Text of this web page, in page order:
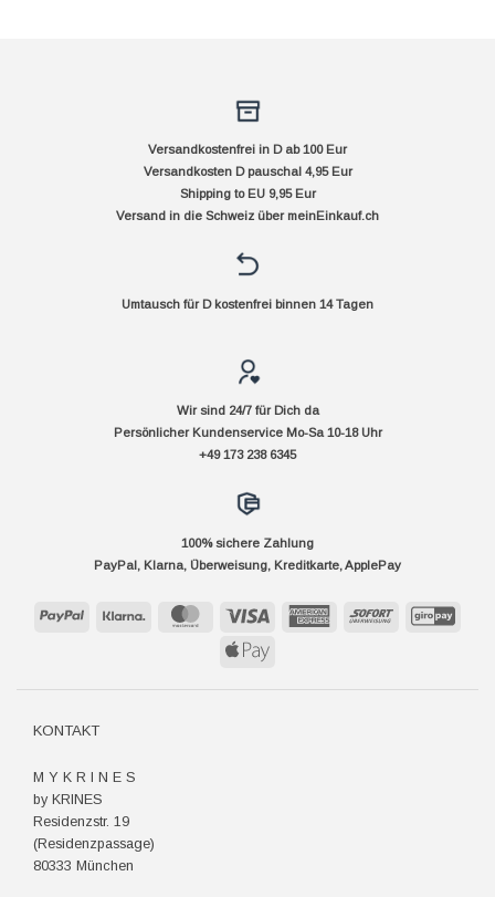
Versandkostenfrei in D ab 100 Eur
Versandkosten D pauschal 4,95 Eur
Shipping to EU 9,95 Eur
Versand in die Schweiz über meinEinkauf.ch
Umtausch für D kostenfrei binnen 14 Tagen
Wir sind 24/7 für Dich da
Persönlicher Kundenservice Mo-Sa 10-18 Uhr
+49 173 238 6345
100% sichere Zahlung
PayPal, Klarna, Überweisung, Kreditkarte, ApplePay
PayPal Klarna MasterCard Visa
AmericanSofort
Apple
KONTAKT
M Y K R I N E S
by KRINES
Residenzstr. 19
(Residenzpassage)
80333 München